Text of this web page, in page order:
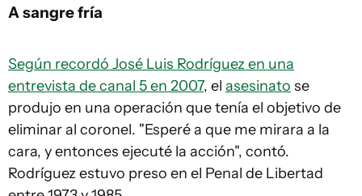
A sangre fría
Según recordó José Luis Rodríguez en una
entrevista de canal 5 en 2007, el asesinato se
produjo en una operación que tenía el objetivo de
eliminar al coronel. "Esperé a que me mirara a la
cara, y entonces ejecuté la acción", contó.
Rodríguez estuvo preso en el Penal de Libertad